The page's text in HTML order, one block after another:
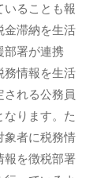
いることも報
金滞納を生活
部署が連携
務情報を生活
される公務員
なります。た
象者に税務情
報を徴税部署